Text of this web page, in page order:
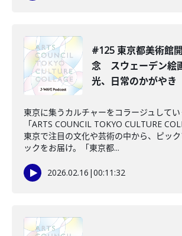
#125 東京都美術館
念 スウェーデン絵
光、日常のかがやき
東京に集うカルチャーをコラージュして
「ARTS COUNCIL TOKYO CULTURE
東京で注目の文化や芸術の中から、ピッ
ックをお届け。「東京都...
2026.02.16 |00:11:32